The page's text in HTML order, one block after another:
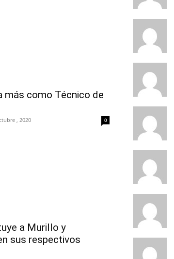
más como Técnico de
, 2020 0
a Murillo y
sus respectivos